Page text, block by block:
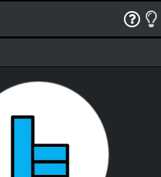
(1250)
(330)
(4)